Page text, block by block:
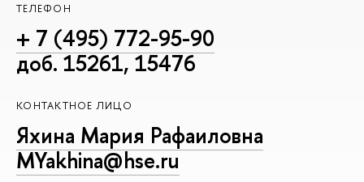
ТЕЛЕФОН
+ 7 (495) 772-95-90
доб. 15261, 15476
КОНТАКТНОЕ ЛИЦО
Яхина Мария Рафаиловна
MYakhina@hse.ru